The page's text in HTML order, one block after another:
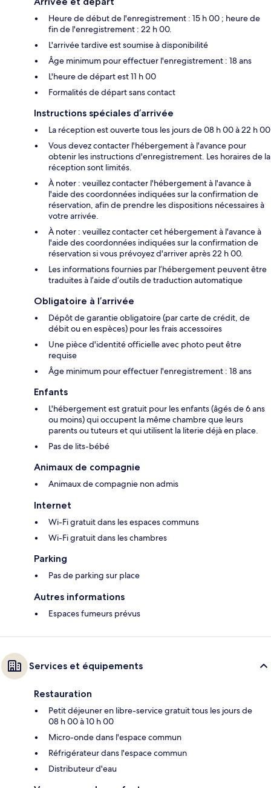
Heure de début de l'enregistrement : 15 h 00 ; heure de
fin de l'enregistrement : 22 h 00.
L'arrivée tardive est soumise à disponibilité
Âge minimum pour effectuer l'enregistrement : 18 ans
L'heure de départ est 11 h 00
Formalités de départ sans contact
Instructions spéciales d’arrivée
La réception est ouverte tous les jours de 08 h 00 à 22 h 00
Vous devez contacter l'hébergement à l'avance pour
obtenir les instructions d'enregistrement. Les horaires de la
réception sont limités.
À noter : veuillez contacter l'hébergement à l'avance à
l'aide des coordonnées indiquées sur la confirmation de
réservation, afin de prendre les dispositions nécessaires à
votre arrivée.
À noter : veuillez contacter cet hébergement à l'avance à
l'aide des coordonnées indiquées sur la confirmation de
réservation si vous prévoyez d'arriver après 22 h 00.
Les informations fournies par l’hébergement peuvent être
traduites à l’aide d’outils de traduction automatique
Obligatoire à l’arrivée
Dépôt de garantie obligatoire (par carte de crédit, de
débit ou en espèces) pour les frais accessoires
Une pièce d'identité officielle avec photo peut être
requise
Âge minimum pour effectuer l'enregistrement : 18 ans
Enfants
L'hébergement est gratuit pour les enfants (âgés de 6 ans
ou moins) qui occupent la même chambre que leurs
parents ou tuteurs et qui utilisent la literie déjà en place.
Pas de lits-bébé
Animaux de compagnie
Animaux de compagnie non admis
Internet
Wi-Fi gratuit dans les espaces communs
Wi-Fi gratuit dans les chambres
Parking
Pas de parking sur place
Autres informations
Espaces fumeurs prévus
Services et équipements
Restauration
Petit déjeuner en libre-service gratuit tous les jours de
08 h 00 à 10 h 00
Micro-onde dans l'espace commun
Réfrigérateur dans l'espace commun
Distributeur d'eau